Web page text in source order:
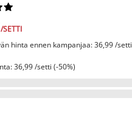


/SETTI
hinta ennen kampanjaa: 36,99 /setti
36,99 /setti (-50%)